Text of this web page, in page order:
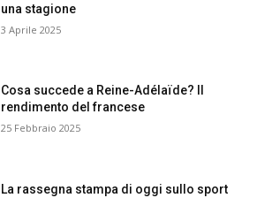
una stagione
3 Aprile 2025
Cosa succede a Reine-Adélaïde? Il
rendimento del francese
25 Febbraio 2025
La rassegna stampa di oggi sullo sport